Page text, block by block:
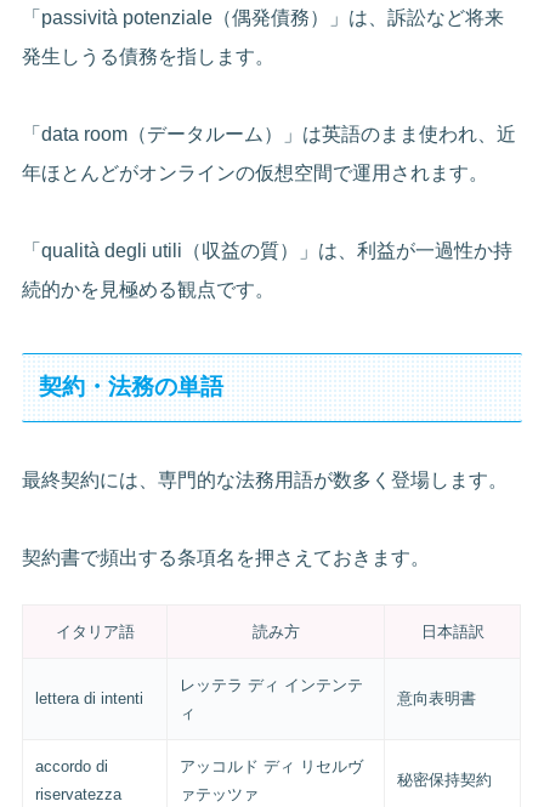
「passività potenziale（偶発債務）」は、訴訟など将来
発生しうる債務を指します。
「data room（データルーム）」は英語のまま使われ、近
年ほとんどがオンラインの仮想空間で運用されます。
「qualità degli utili（収益の質）」は、利益が一過性か持
続的かを見極める観点です。
契約・法務の単語
最終契約には、専門的な法務用語が数多く登場します。
契約書で頻出する条項名を押さえておきます。
イタリア語 読み方 日本語訳
lettera di intenti
レッテラ ディ インテンテ
ィ
意向表明書
accordo di
riservatezza
アッコルド ディ リセルヴ
ァテッツァ
秘密保持契約